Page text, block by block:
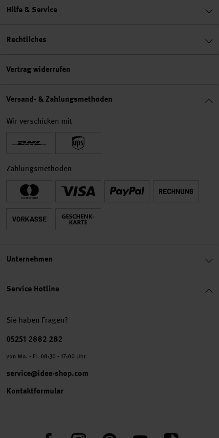
Service Hotline
Sie haben Fragen?
Telefonnummer
05251 2882 282
von Mo. - Fr. 08:30 - 17:00 Uhr
service@idee-shop.com
Kontaktformular
FacebookInstagram PinterestYouTube TikTok
Hilfe & Service
Rechtliches
Vertrag widerrufen
Versand- & Zahlungsmethoden
Wir verschicken mit
Zahlungsmethoden
Unternehmen